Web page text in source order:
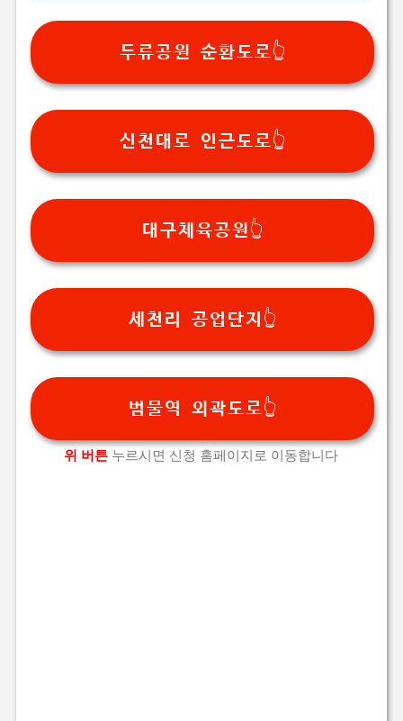
두류공원 순환도로👆️
신천대로 인근도로👆️
대구체육공원👆️
세천리 공업단지👆️
범물역 외곽도로👆️
위 버튼 누르시면 신청 홈페이지로 이동합니다